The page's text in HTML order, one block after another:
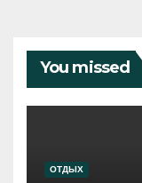
You missed
ОТДЫХ